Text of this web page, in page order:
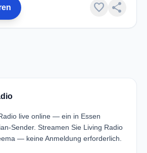
favorite share
live online — ein in Essen
Sender. Streamen Sie Living Radio
— keine Anmeldung erforderlich.